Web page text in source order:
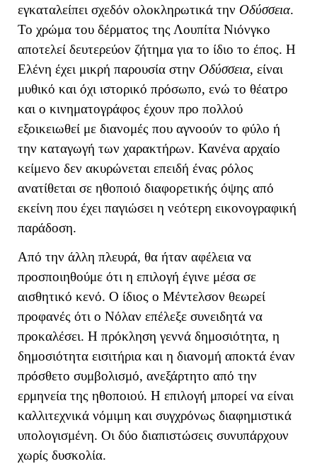
εγκαταλείπει σχεδόν ολοκληρωτικά την Οδύσσεια.
Το χρώμα του δέρματος της Λουπίτα Νιόνγκο
αποτελεί δευτερεύον ζήτημα για το ίδιο το έπος. Η
Ελένη έχει μικρή παρουσία στην Οδύσσεια, είναι
μυθικό και όχι ιστορικό πρόσωπο, ενώ το θέατρο
και ο κινηματογράφος έχουν προ πολλού
εξοικειωθεί με διανομές που αγνοούν το φύλο ή
την καταγωγή των χαρακτήρων. Κανένα αρχαίο
κείμενο δεν ακυρώνεται επειδή ένας ρόλος
ανατίθεται σε ηθοποιό διαφορετικής όψης από
εκείνη που έχει παγιώσει η νεότερη εικονογραφική
παράδοση.
Από την άλλη πλευρά, θα ήταν αφέλεια να
προσποιηθούμε ότι η επιλογή έγινε μέσα σε
αισθητικό κενό. Ο ίδιος ο Μέντελσον θεωρεί
προφανές ότι ο Νόλαν επέλεξε συνειδητά να
προκαλέσει. Η πρόκληση γεννά δημοσιότητα, η
δημοσιότητα εισιτήρια και η διανομή αποκτά έναν
πρόσθετο συμβολισμό, ανεξάρτητο από την
ερμηνεία της ηθοποιού. Η επιλογή μπορεί να είναι
καλλιτεχνικά νόμιμη και συγχρόνως διαφημιστικά
υπολογισμένη. Οι δύο διαπιστώσεις συνυπάρχουν
χωρίς δυσκολία.